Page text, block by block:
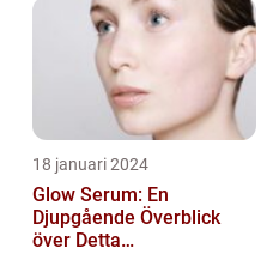
18 januari 2024
Glow Serum: En
Djupgående Överblick
över Detta